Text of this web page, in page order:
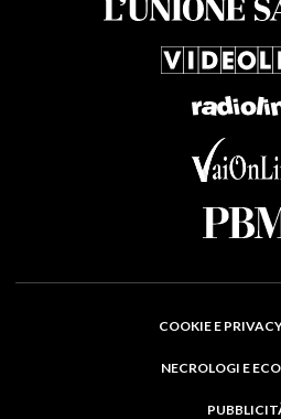
COOKIE E
NECROLOGI E